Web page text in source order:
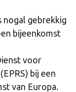
nogal gebrekkig
bijeenkomst
voor
bij een
van Europa.